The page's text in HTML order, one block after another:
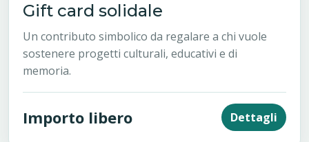
Gift card solidale
Un contributo simbolico da regalare a chi vuole
sostenere progetti culturali, educativi e di
memoria.
Importo libero Dettagli